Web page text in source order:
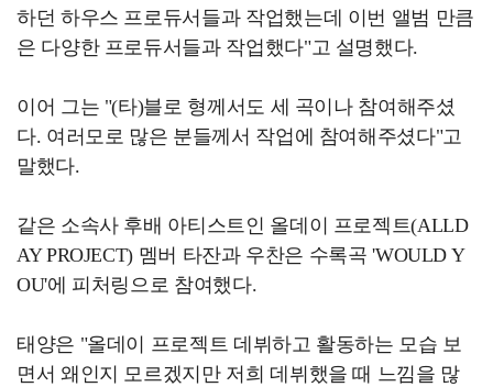
하던 하우스 프로듀서들과 작업했는데 이번 앨범 만큼
은 다양한 프로듀서들과 작업했다"고 설명했다.
이어 그는 "(타)블로 형께서도 세 곡이나 참여해주셨
다. 여러모로 많은 분들께서 작업에 참여해주셨다"고
말했다.
같은 소속사 후배 아티스트인 올데이 프로젝트(ALLD
AY PROJECT) 멤버 타잔과 우찬은 수록곡 'WOULD Y
OU'에 피처링으로 참여했다.
태양은 "올데이 프로젝트 데뷔하고 활동하는 모습 보
면서 왜인지 모르겠지만 저희 데뷔했을 때 느낌을 많